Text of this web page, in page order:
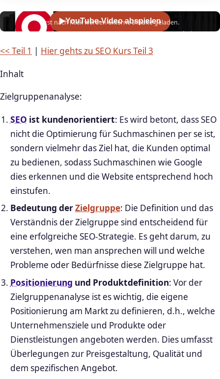
YouTube-Video abspielen
Erst nach Klick werden externe Inhalte geladen.
<< Teil 1 | Hier gehts zu SEO Kurs Teil 3
Inhalt
Zielgruppenanalyse:
SEO ist kundenorientiert: Es wird betont, dass SEO
nicht die Optimierung für Suchmaschinen per se ist,
sondern vielmehr das Ziel hat, die Kunden optimal
zu bedienen, sodass Suchmaschinen wie Google
dies erkennen und die Website entsprechend hoch
einstufen.
Bedeutung derZielgruppe: Die Definition und das
Verständnis der Zielgruppe sind entscheidend für
eine erfolgreiche SEO-Strategie. Es geht darum, zu
verstehen, wen man ansprechen will und welche
Probleme oder Bedürfnisse diese Zielgruppe hat.
Positionierung und Produktdefinition: Vor der
Zielgruppenanalyse ist es wichtig, die eigene
Positionierung am Markt zu definieren, d.h., welche
Unternehmensziele und Produkte oder
Dienstleistungen angeboten werden. Dies umfasst
Überlegungen zur Preisgestaltung, Qualität und
dem spezifischen Angebot.